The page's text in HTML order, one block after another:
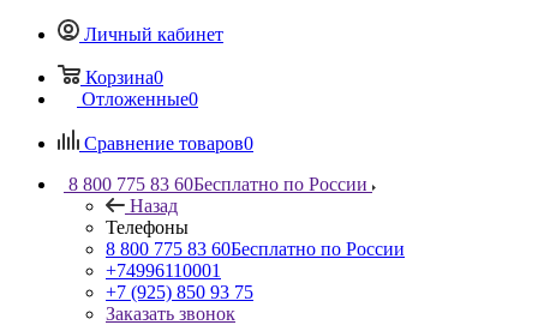
Личный кабинет
Корзина0
Отложенные0
Сравнение товаров0
8 800 775 83 60Бесплатно по России
Назад
Телефоны
8 800 775 83 60Бесплатно по России
+74996110001
+7 (925) 850 93 75
Заказать звонок